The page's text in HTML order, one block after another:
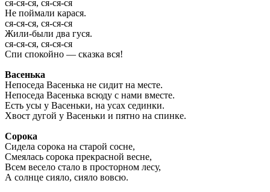
ся-ся-ся, ся-ся-ся
Не поймали карася.
ся-cя-ся, ся-cя-ся
Жили-были два гуся.
ся-ся-ся, ся-ся-ся
Спи спокойно — сказка вся!
Васенька
Непоседа Васенька не сидит на месте.
Непоседа Васенька всюду с нами вместе.
Есть усы у Васеньки, на усах сединки.
Хвост дугой у Васеньки и пятно на спинке.
Сорока
Сидела сорока на старой сосне,
Смеялась сорока прекрасной весне,
Всем весело стало в просторном лесу,
А солнце сияло, сияло вовсю.